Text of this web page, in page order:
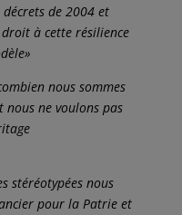
de 2004 et
à cette résilience
nous sommes
nous ne voulons pas
stéréotypées nous
pour la Patrie et